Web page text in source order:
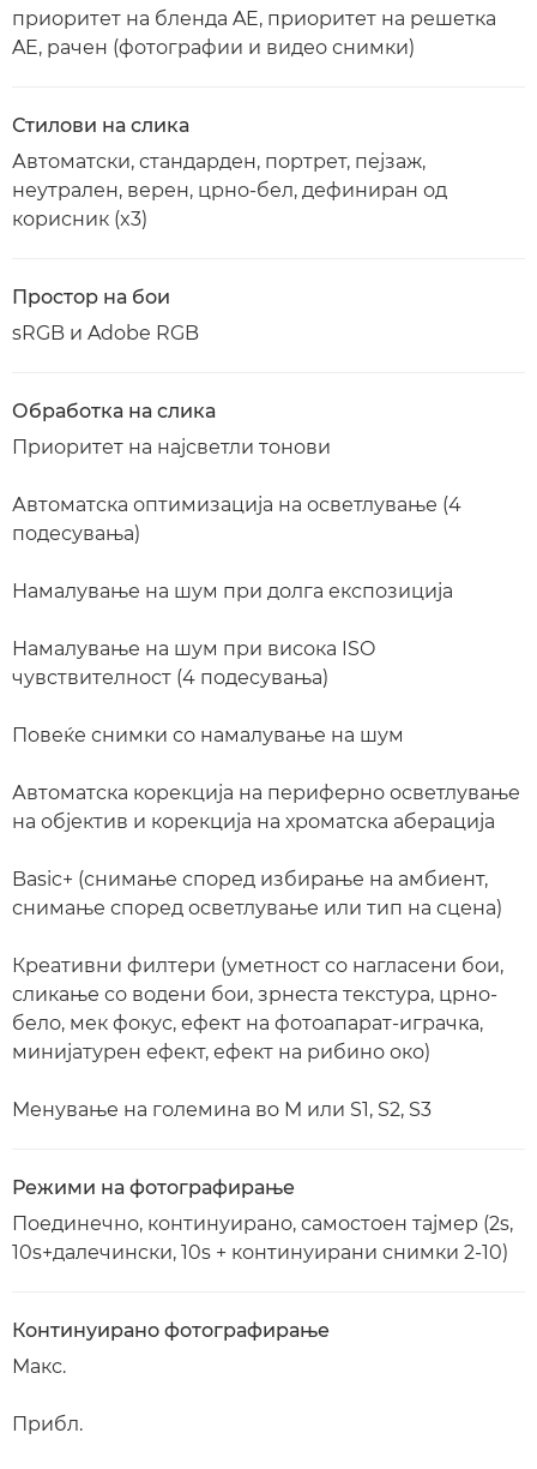
приоритет на бленда AE, приоритет на решетка
AE, рачен (фотографии и видео снимки)
Стилови на слика
Автоматски, стандарден, портрет, пејзаж,
неутрален, верен, црно-бел, дефиниран од
корисник (x3)
Простор на бои
sRGB и Adobe RGB
Обработка на слика
Приоритет на најсветли тонови
Автоматска оптимизација на осветлување (4
подесувања)
Намалување на шум при долга експозиција
Намалување на шум при висока ISO
чувствителност (4 подесувања)
Повеќе снимки со намалување на шум
Автоматска корекција на периферно осветлување
на објектив и корекција на хроматска аберација
Basic+ (снимање според избирање на амбиент,
снимање според осветлување или тип на сцена)
Креативни филтери (уметност со нагласени бои,
сликање со водени бои, зрнеста текстура, црно-
бело, мек фокус, ефект на фотоапарат-играчка,
минијатурен ефект, ефект на рибино око)
Менување на големина во M или S1, S2, S3
Режими на фотографирање
Поединечно, континуирано, самостоен тајмер (2s,
10s+далечински, 10s + континуирани снимки 2-10)
Континуирано фотографирање
Макс.
Прибл.